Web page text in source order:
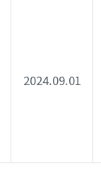
2024.09.01